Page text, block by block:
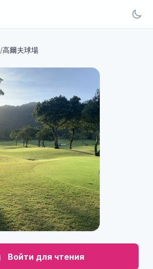
/高爾夫球場
Войти для чтения